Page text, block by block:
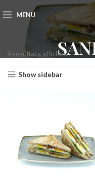
MENU
4 résultats affichés
Show sidebar